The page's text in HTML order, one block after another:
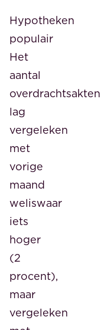
Hypotheken
populair
Het
aantal
overdrachtsakten
lag
vergeleken
met
vorige
maand
weliswaar
iets
hoger
(2
procent),
maar
vergeleken